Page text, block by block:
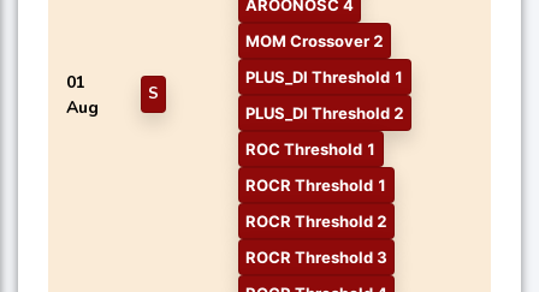
01
Aug
S
AROONOSC 4
MOM Crossover 2
PLUS_DI Threshold 1
PLUS_DI Threshold 2
ROC Threshold 1
ROCR Threshold 1
ROCR Threshold 2
ROCR Threshold 3